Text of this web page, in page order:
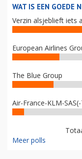
WAT IS EEN GOEDE
Verzin alsjeblieft iets
European Airlines
The Blue Group
Air-France-KLM-
Meer polls